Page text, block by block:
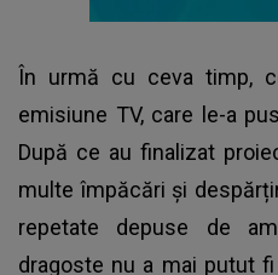
În urmă cu ceva timp,
emisiune TV, care le-a
După ce au finalizat
multe împăcări și
repetate depuse de
dragoste nu a mai putut